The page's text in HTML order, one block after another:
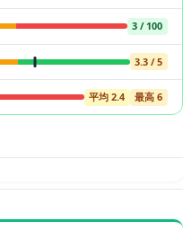
3 / 100
3.3 / 5
平均 2.4 最高 6